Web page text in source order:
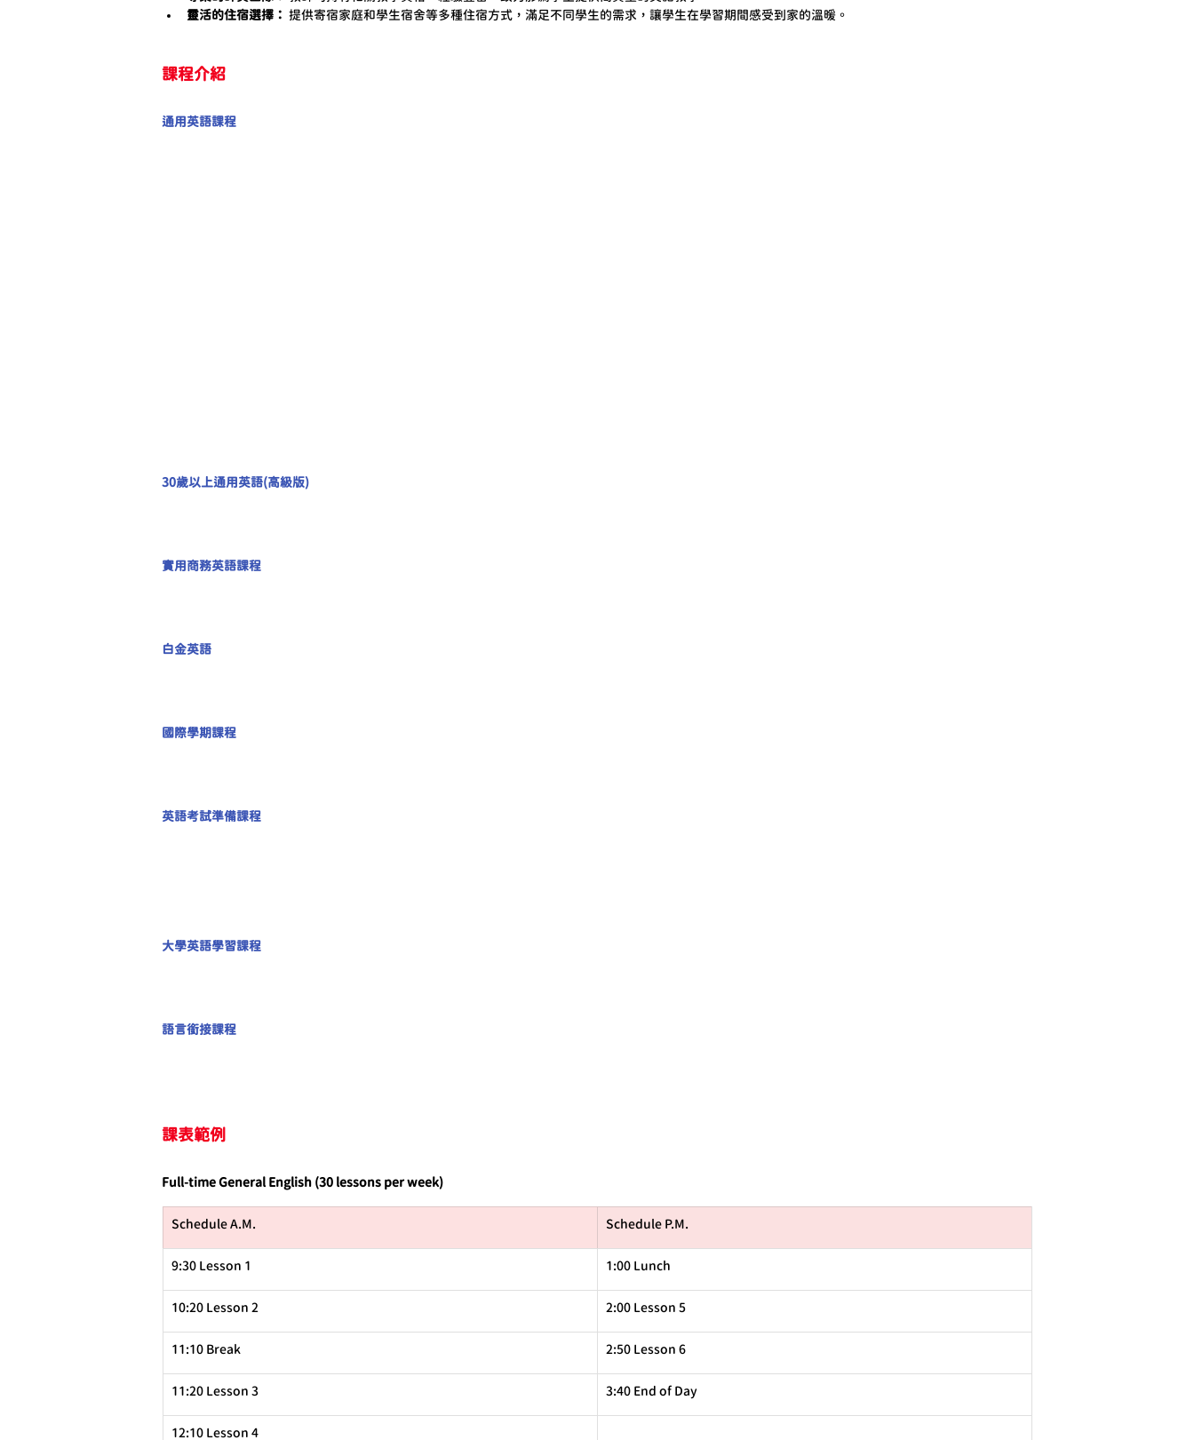
靈活的住宿選擇： 提供寄宿家庭和學生宿舍等多種住宿方式，滿足不同學生的需求，讓學生在學習期間感受到家的溫暖。
課程介紹
通用英語課程
30歲以上通用英語(高級版)
實用商務英語課程
白金英語
國際學期課程
英語考試準備課程
大學英語學習課程
語言銜接課程
課表範例
Full-time General English (30 lessons per week)
Schedule A.M. Schedule P.M.
9:30 Lesson 1 1:00 Lunch
10:20 Lesson 2 2:00 Lesson 5
11:10 Break 2:50 Lesson 6
11:20 Lesson 3 3:40 End of Day
12:10 Lesson 4